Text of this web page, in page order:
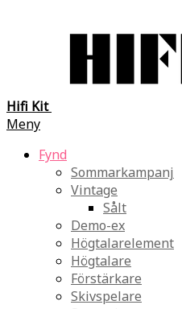
Hifi Kit
Meny
Fynd
Sommarkampanj
Vintage
Sålt
Demo-ex
Högtalarelement
Högtalare
Förstärkare
Skivspelare